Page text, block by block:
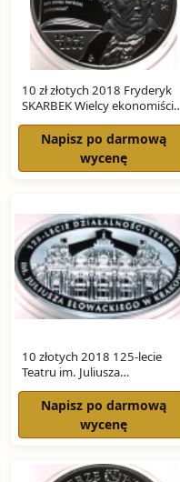
10 zł złotych 2018 Fryderyk
SKARBEK Wielcy ekonomiści
SREBRO
Napisz po darmową
wycenę
10 złotych 2018 125-lecie
Teatru im. Juliusza
SREBRO
Napisz po darmową
wycenę